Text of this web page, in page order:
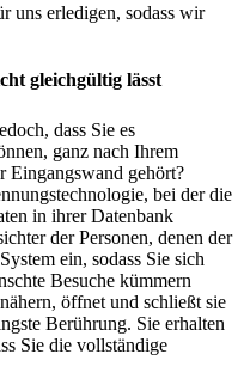
uns erledigen, sodass wir
gleichgültig lässt
dass Sie es
ganz nach Ihrem
Eingangswand gehört?
bei der die
in ihrer Datenbank
der Personen, denen der
ein, sodass Sie sich
Besuche kümmern
öffnet und schließt sie
Berührung. Sie erhalten
Sie die vollständige